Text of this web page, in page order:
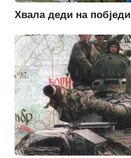
Хвала деди на побједи